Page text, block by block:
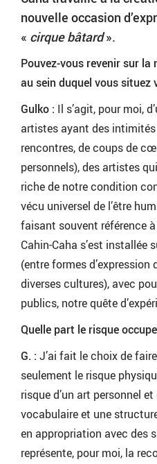
nouvelle occasion
« cirque bâtard».
Pouvez-vous revenir sur la
au sein duquel vous situez
Gulko : Il s’agit, pour moi,
artistes ayant des
rencontres, de coups de
personnels), des artistes
riche de notre condition
vécu universel de l’être
faisant souvent référence
Cahin-Caha s’est installée
(entre formes
diverses cultures), avec
publics, notre quête
Quelle part le risque
G. : J’ai fait le choix de
seulement le risque
risque d’un art personnel
vocabulaire et une
en appropriation avec des
représente, pour moi, la